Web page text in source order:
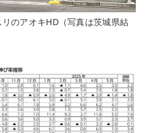
のアオキHD（写真は茨城県結